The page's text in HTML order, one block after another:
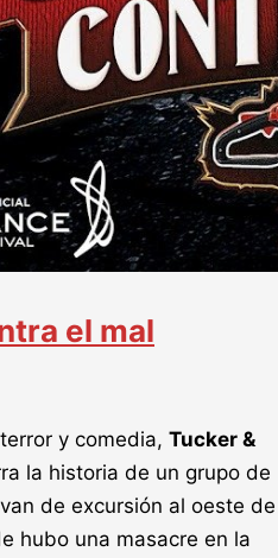
el mal
y comedia, Tucker &
la historia de un grupo de
de excursión al oeste de
hubo una masacre en la